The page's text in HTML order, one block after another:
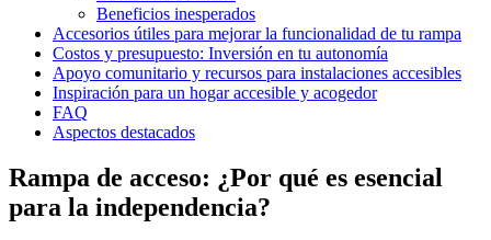
Beneficios inesperados
Accesorios útiles para mejorar la funcionalidad de tu rampa
Costos y presupuesto: Inversión en tu autonomía
Apoyo comunitario y recursos para instalaciones accesibles
Inspiración para un hogar accesible y acogedor
FAQ
Aspectos destacados
Rampa de acceso: ¿Por qué es esencial
para la independencia?